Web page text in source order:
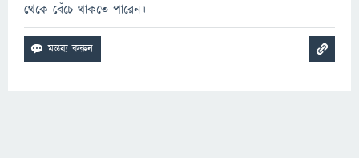
থেকে বেঁচে থাকতে পারেন।